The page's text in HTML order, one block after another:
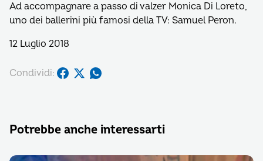
Ad accompagnare a passo di valzer Monica Di Loreto,
uno dei ballerini più famosi della TV: Samuel Peron.
12 Luglio 2018
Condividi:
Potrebbe anche interessarti